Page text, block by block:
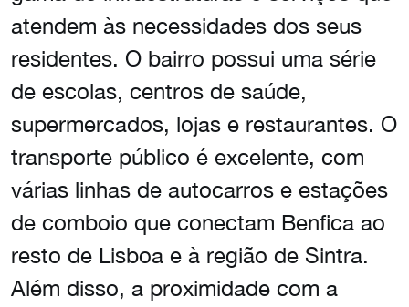
atendem às necessidades dos seus
residentes. O bairro possui uma série
de escolas, centros de saúde,
supermercados, lojas e restaurantes. O
transporte público é excelente, com
várias linhas de autocarros e estações
de comboio que conectam Benfica ao
resto de Lisboa e à região de Sintra.
Além disso, a proximidade com a